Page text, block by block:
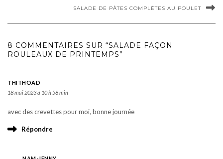
SALADE DE PÂTES COMPLÈTES AU POULET
8 COMMENTAIRES SUR “SALADE FAÇON
ROULEAUX DE PRINTEMPS”
THITHOAD
18 mai 2023 à 10 h 58 min
avec des crevettes pour moi, bonne journée
Répondre